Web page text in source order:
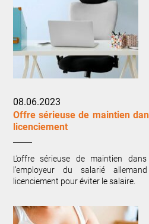
08.06.2023
Offre sérieuse de maintien
licenciement
L’offre sérieuse de maintien
l’employeur du salarié
licenciement pour éviter le salaire.